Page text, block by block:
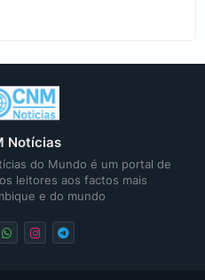
Notícias
do Mundo é um portal de
leitores aos factos mais
e do mundo